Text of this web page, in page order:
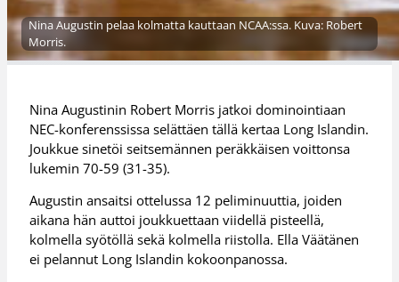
Nina Augustin pelaa kolmatta kauttaan NCAA:ssa. Kuva: Robert
Morris.
Nina Augustinin Robert Morris jatkoi dominointiaan
NEC-konferenssissa selättäen tällä kertaa Long Islandin.
Joukkue sinetöi seitsemännen peräkkäisen voittonsa
lukemin 70-59 (31-35).
Augustin ansaitsi ottelussa 12 peliminuuttia, joiden
aikana hän auttoi joukkuettaan viidellä pisteellä,
kolmella syötöllä sekä kolmella riistolla. Ella Väätänen
ei pelannut Long Islandin kokoonpanossa.